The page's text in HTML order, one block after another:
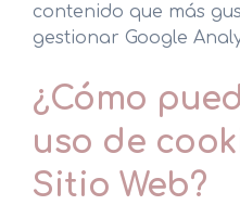
contenido que más
gestionar Google
¿Cómo
uso de
Sitio Web?